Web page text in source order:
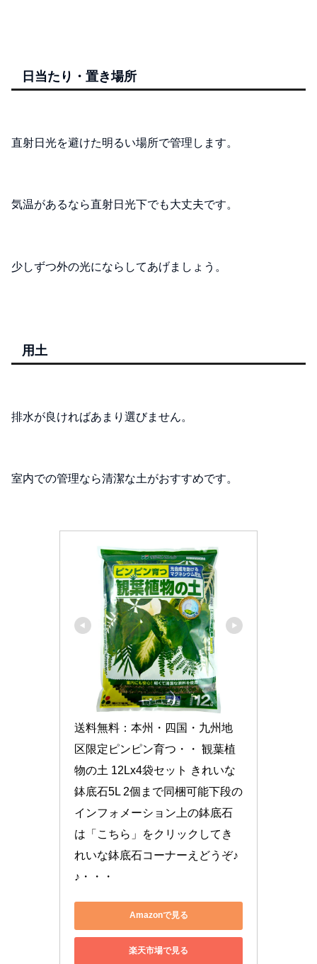
日当たり・置き場所
直射日光を避けた明るい場所で管理します。
気温があるなら直射日光下でも大丈夫です。
少しずつ外の光にならしてあげましょう。
用土
排水が良ければあまり選びません。
室内での管理なら清潔な土がおすすめです。
送料無料：本州・四国・九州地
区限定ピンピン育つ・・ 観葉植
物の土 12Lx4袋セット きれいな
鉢底石5L 2個まで同梱可能下段の
インフォメーション上の鉢底石
は「こちら」をクリックしてき
れいな鉢底石コーナーえどうぞ♪
♪・・・
Amazonで見る
楽天市場で見る